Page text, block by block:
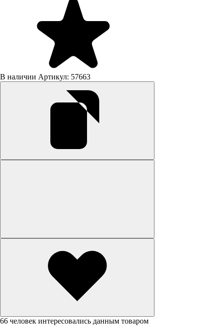
В наличии Артикул: 57663
66 человек интересовались данным товаром